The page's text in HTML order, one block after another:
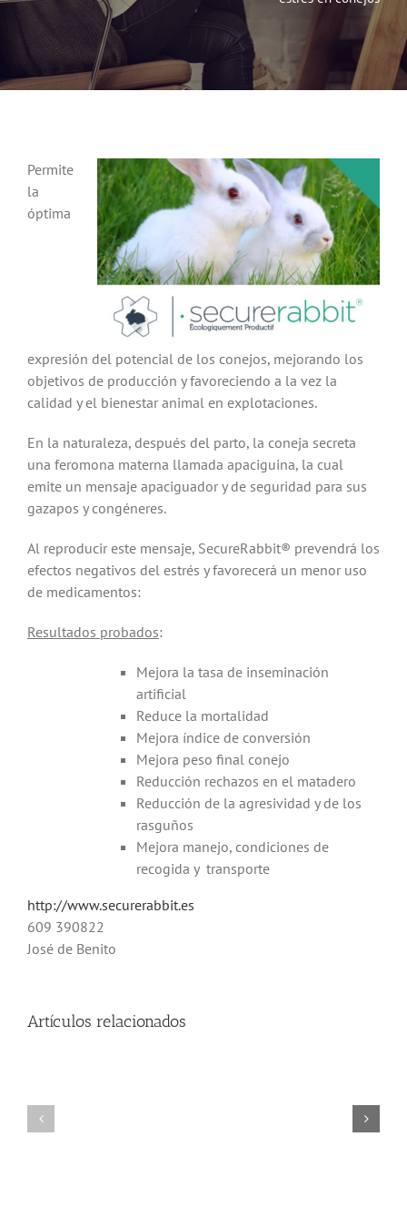
Noticias
Hazte Socio
WooCommerce My Account
WooCommerce Cart
Permite
la
óptima
expresión del potencial de los conejos, mejorando los
objetivos de producción y favoreciendo a la vez la
calidad y el bienestar animal en explotaciones.
En la naturaleza, después del parto, la coneja secreta
una feromona materna llamada apaciguina, la cual
emite un mensaje apaciguador y de seguridad para sus
gazapos y congéneres.
Al reproducir este mensaje, SecureRabbit® prevendrá los
efectos negativos del estrés y favorecerá un menor uso
de medicamentos:
Resultados probados:
Mejora la tasa de inseminación
artificial
Reduce la mortalidad
Mejora índice de conversión
Mejora peso final conejo
Reducción rechazos en el matadero
Reducción de la agresividad y de los
rasguños
Mejora manejo, condiciones de
recogida y transporte
http://www.securerabbit.es
609 390822
José de Benito
Artículos relacionados